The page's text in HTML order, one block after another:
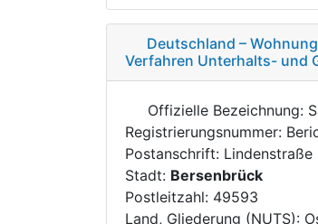
Deutschland –
Verfahren Unterhalts- und
Offizielle Bezeichnung:
Registrierungsnummer:
Postanschrift: Lindenstraße
Stadt: Bersenbrück
Postleitzahl: 49593
Land, Gliederung (NUTS):